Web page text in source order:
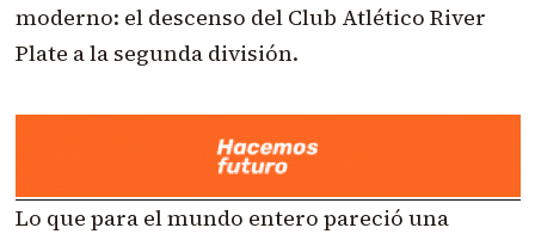
moderno: el descenso del Club Atlético River
Plate a la segunda división.
Lo que para el mundo entero pareció una